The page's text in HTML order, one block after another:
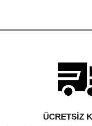
ÜCRETSIZ